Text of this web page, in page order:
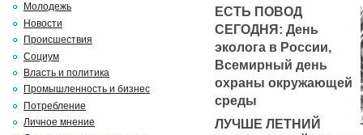
ЕСТЬ ПОВОД
СЕГОДНЯ: День
эколога в России,
Всемирный день
охраны окружающей
среды
ЛУЧШЕ ЛЕТНИЙ
Молодежь
Новости
Происшествия
Социум
Власть и политика
Промышленность и бизнес
Потребление
Личное мнение